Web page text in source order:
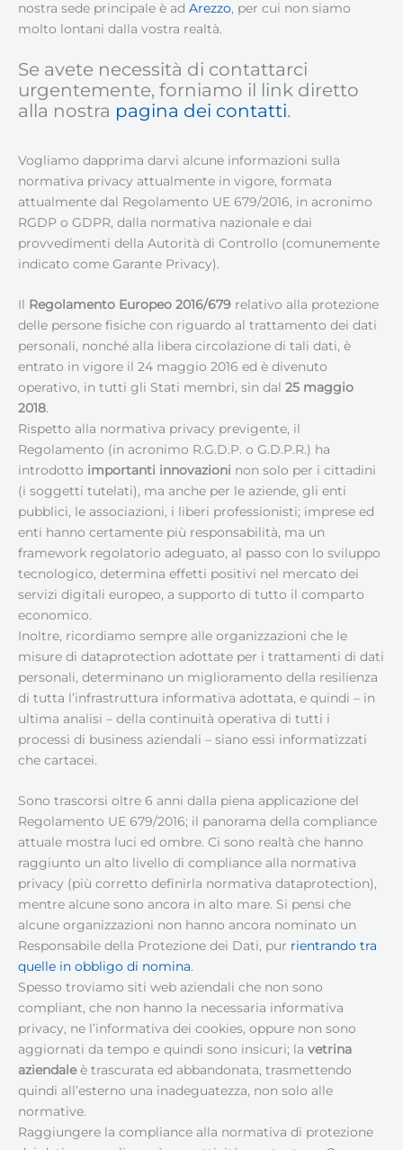
nostra sede principale è ad Arezzo, per cui non siamo
molto lontani dalla vostra realtà.
Se avete necessità di contattarci
urgentemente, forniamo il link diretto
alla nostra pagina dei contatti.
Vogliamo dapprima darvi alcune informazioni sulla
normativa privacy attualmente in vigore, formata
attualmente dal Regolamento UE 679/2016, in acronimo
RGDP o GDPR, dalla normativa nazionale e dai
provvedimenti della Autorità di Controllo (comunemente
indicato come Garante Privacy).
Il Regolamento Europeo 2016/679 relativo alla protezione
delle persone fisiche con riguardo al trattamento dei dati
personali, nonché alla libera circolazione di tali dati, è
entrato in vigore il 24 maggio 2016 ed è divenuto
operativo, in tutti gli Stati membri, sin dal 25 maggio
2018.
Rispetto alla normativa privacy previgente, il
Regolamento (in acronimo R.G.D.P. o G.D.P.R.) ha
introdotto importanti innovazioni non solo per i cittadini
(i soggetti tutelati), ma anche per le aziende, gli enti
pubblici, le associazioni, i liberi professionisti; imprese ed
enti hanno certamente più responsabilità, ma un
framework regolatorio adeguato, al passo con lo sviluppo
tecnologico, determina effetti positivi nel mercato dei
servizi digitali europeo, a supporto di tutto il comparto
economico.
Inoltre, ricordiamo sempre alle organizzazioni che le
misure di dataprotection adottate per i trattamenti di dati
personali, determinano un miglioramento della resilienza
di tutta l’infrastruttura informativa adottata, e quindi – in
ultima analisi – della continuità operativa di tutti i
processi di business aziendali – siano essi informatizzati
che cartacei.
Sono trascorsi oltre 6 anni dalla piena applicazione del
Regolamento UE 679/2016; il panorama della compliance
attuale mostra luci ed ombre. Ci sono realtà che hanno
raggiunto un alto livello di compliance alla normativa
privacy (più corretto definirla normativa dataprotection),
mentre alcune sono ancora in alto mare. Si pensi che
alcune organizzazioni non hanno ancora nominato un
Responsabile della Protezione dei Dati, pur rientrando tra
quelle in obbligo di nomina.
Spesso troviamo siti web aziendali che non sono
compliant, che non hanno la necessaria informativa
privacy, ne l’informativa dei cookies, oppure non sono
aggiornati da tempo e quindi sono insicuri; la vetrina
aziendaleè trascurata ed abbandonata, trasmettendo
quindi all’esterno una inadeguatezza, non solo alle
normative.
Raggiungere la compliance alla normativa di protezione